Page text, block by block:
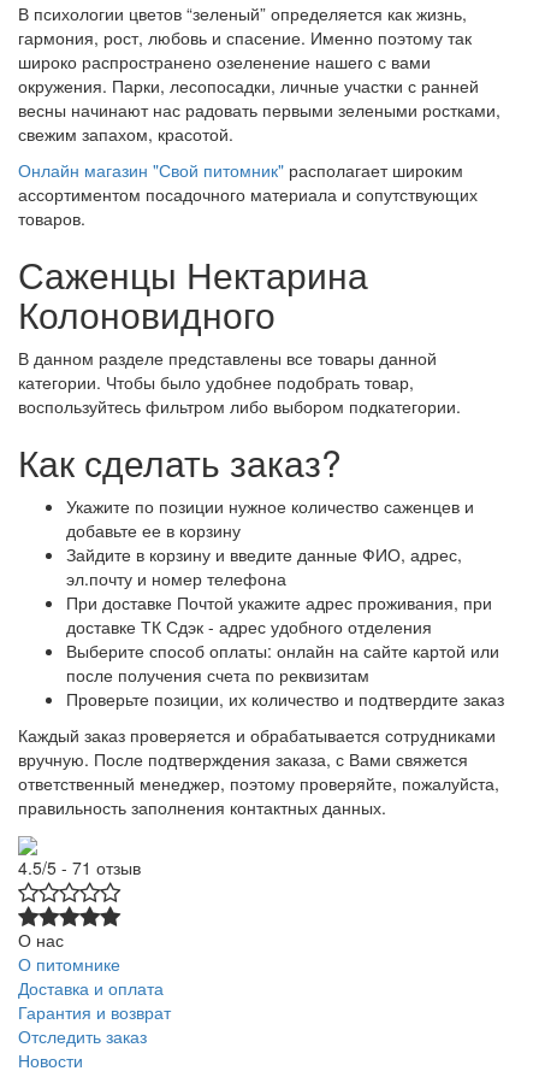
В психологии цветов “зеленый” определяется как жизнь,
гармония, рост, любовь и спасение. Именно поэтому так
широко распространено озеленение нашего с вами
окружения. Парки, лесопосадки, личные участки с ранней
весны начинают нас радовать первыми зелеными ростками,
свежим запахом, красотой.
Онлайн магазин "Свой питомник" располагает широким
ассортиментом посадочного материала и сопутствующих
товаров.
Саженцы Нектарина
Колоновидного
В данном разделе представлены все товары данной
категории. Чтобы было удобнее подобрать товар,
воспользуйтесь фильтром либо выбором подкатегории.
Как сделать заказ?
Укажите по позиции нужное количество саженцев и
добавьте ее в корзину
Зайдите в корзину и введите данные ФИО, адрес,
эл.почту и номер телефона
При доставке Почтой укажите адрес проживания, при
доставке ТК Сдэк - адрес удобного отделения
Выберите способ оплаты: онлайн на сайте картой или
после получения счета по реквизитам
Проверьте позиции, их количество и подтвердите заказ
Каждый заказ проверяется и обрабатывается сотрудниками
вручную. После подтверждения заказа, с Вами свяжется
ответственный менеджер, поэтому проверяйте, пожалуйста,
правильность заполнения контактных данных.
4.5/5 - 71 отзыв
О нас
О питомнике
Доставка и оплата
Гарантия и возврат
Отследить заказ
Новости